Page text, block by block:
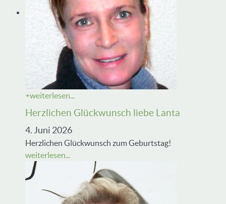
+weiterlesen...
Herzlichen Glückwunsch liebe Lanta
4. Juni 2026
Herzlichen Glückwunsch zum Geburtstag!
weiterlesen...